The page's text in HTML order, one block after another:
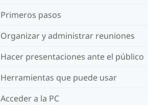
Primeros pasos
Organizar y administrar reuniones
Hacer presentaciones ante el público
Herramientas que puede usar
Acceder a la PC